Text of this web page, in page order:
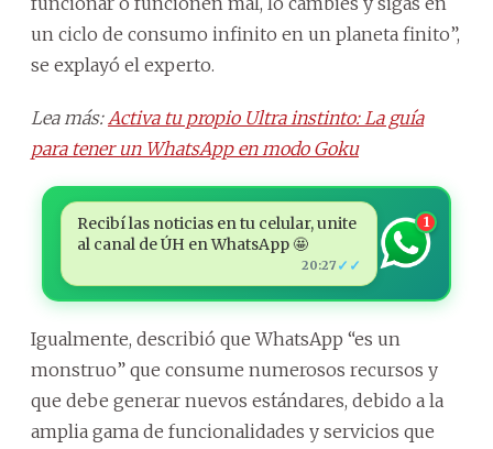
un ciclo de consumo infinito en un planeta finito”,
se explayó el experto.
Lea más: Activa tu propio Ultra instinto: La guía
para tener un WhatsApp en modo Goku
Recibí las noticias en tu celular, unite
al canal de ÚH en WhatsApp 🤩
20:27 ✓✓
1
Igualmente, describió que WhatsApp “es un
monstruo” que consume numerosos recursos y
que debe generar nuevos estándares, debido a la
amplia gama de funcionalidades y servicios que